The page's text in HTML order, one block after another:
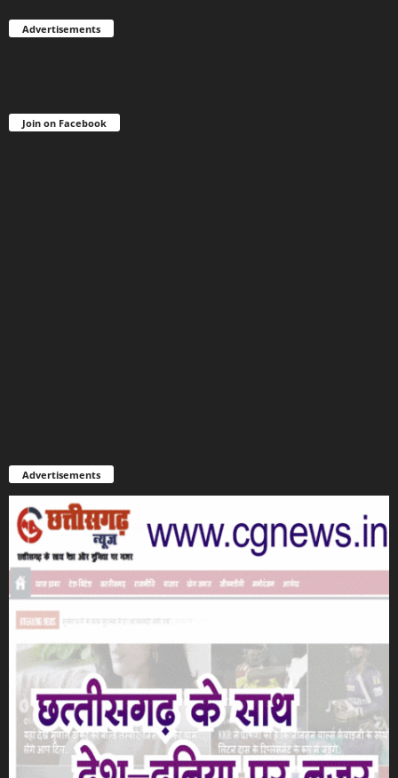
Advertisements
Join on Facebook
Advertisements